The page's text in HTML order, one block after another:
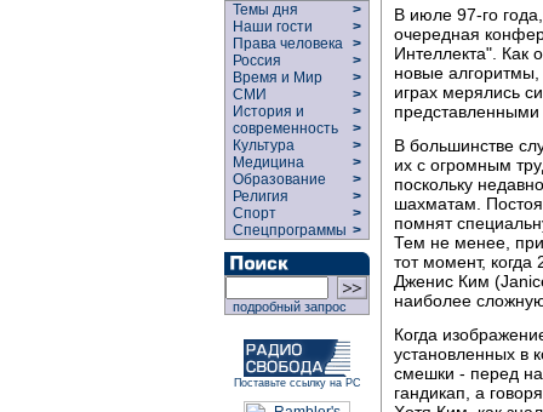
Темы дня
>
Наши гости
>
Права человека >
Россия
>
Время и Мир
>
СМИ
>
История и
современность
>
>
Культура
>
Медицина
>
Образование
>
Религия
>
Спорт
>
Спецпрограммы >
подробный запрос
Поставьте ссылку на РС
В июле 97-го
очередная
Интеллекта". Как
новые алгоритмы,
играх мерялись
В большинстве
их с огромным
поскольку
шахматам.
помнят
Тем не менее,
тот момент,
Дженис Ким
наиболее
Когда
установленных в
смешки - перед
гандикап, а